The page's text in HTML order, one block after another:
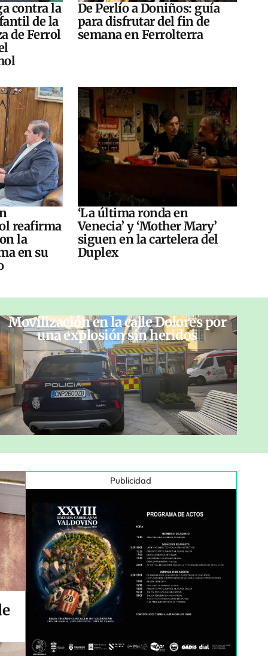
contra la
de la
de Ferrol
De Perlío a Doniños: guía
para disfrutar del fin de
semana en Ferrolterra
reafirma
la
en su
‘La última ronda en
Venecia’ y ‘Mother Mary’
siguen en la cartelera del
Duplex
Movilización en la calle Dolores por
una explosión sin heridos
Publicidad